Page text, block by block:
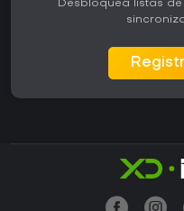
Desbloquea listas